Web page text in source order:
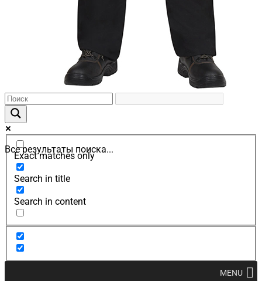
Все результаты поиска...
Exact matches only
Search in title
Search in content
MENU